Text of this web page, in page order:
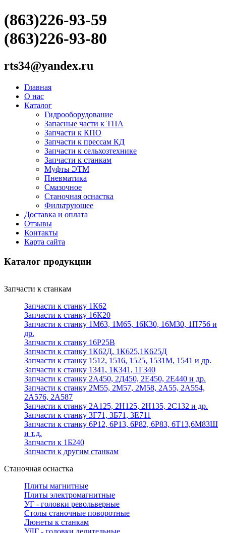
(863)226-93-59
(863)226-93-80
rts34@yandex.ru
Главная
О нас
Каталог
Гидрооборудование
Запасные части к ТПА
Запчасти к КПО
Запчасти к прессам КД
Запчасти к сельхозтехнике
Запчасти к станкам
Муфты ЭТМ
Пневматика
Смазочное
Станочная оснастка
Фильтрующее
Доставка и оплата
Отзывы
Контакты
Карта сайта
Каталог продукции
Запчасти к станкам
Запчасти к станку 1К62
Запчасти к станку 16К20
Запчасти к станку 1М63, 1М65, 16К30, 16М30, 1П756 и
др.
Запчасти к станку 16Р25В
Запчасти к станку 1К62Д, 1К625,1К625Д
Запчасти к станку 1512, 1516, 1525, 1531М, 1541 и др.
Запчасти к станку 1341, 1К341, 1Г340
Запчасти к станку 2А450, 2Д450, 2Е450, 2Е440 и др.
Запчасти к станку 2М55, 2М57, 2М58, 2А55, 2А554,
2А576, 2А587
Запчасти к станку 2А125, 2Н125, 2Н135, 2С132 и др.
Запчасти к станку 3Г71, 3Б71, 3Е711
Запчасти к станку 6Р12, 6Р13, 6Р82, 6Р83, 6Т13,6М83Ш
и т.д.
Запчасти к 1Б240
Запчасти к другим станкам
Станочная оснастка
Плиты магнитные
Плиты электромагнитные
УГ - головки револьверные
Столы станочные поворотные
Люнеты к станкам